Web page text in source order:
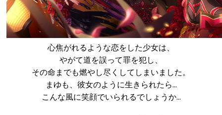
心焦がれるような恋をした少女は、
やがて道を誤って罪を犯し、
その命までも燃やし尽くしてしまいました。
まゆも、彼女のように生きられたら…
こんな風に笑顔でいられるでしょうか…